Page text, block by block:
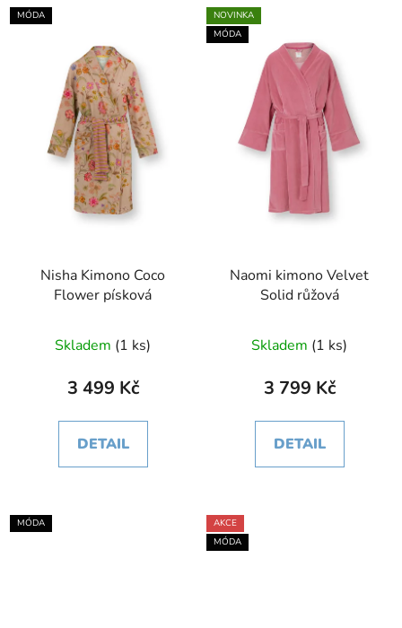
MÓDA
Nisha Kimono Coco
Flower písková
Skladem (1 ks)
3 499 Kč
DETAIL
NOVINKA
MÓDA
Naomi kimono Velvet
Solid růžová
Skladem (1 ks)
3 799 Kč
DETAIL
MÓDA
AKCE
MÓDA